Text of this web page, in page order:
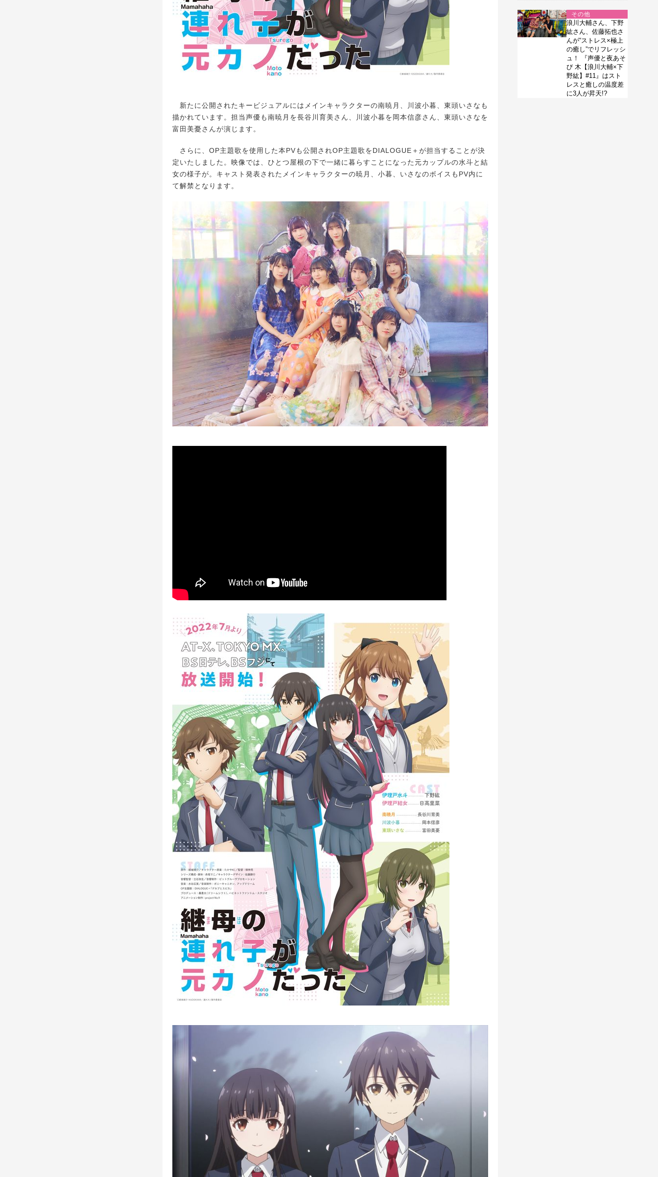
新たに公開されたキービジュアルにはメインキャラクターの南暁月、川波小暮、東頭いさなも
描かれています。担当声優も南暁月を長谷川育美さん、川波小暮を岡本信彦さん、東頭いさなを
富田美憂さんが演じます。
さらに、OP主題歌を使用した本PVも公開されOP主題歌をDIALOGUE＋が担当することが決
定いたしました。映像では、ひとつ屋根の下で一緒に暮らすことになった元カップルの水斗と結
女の様子が。キャスト発表されたメインキャラクターの暁月、小暮、いさなのボイスもPV内に
て解禁となります。
その他
浪川大輔さん、下野
紘さん、佐藤拓也さ
んが“ストレス×極上
の癒し”でリフレッシ
ュ！ 『声優と夜あそ
び 木【浪川大輔×下
野紘】#11』はスト
レスと癒しの温度差
に3人が昇天!?